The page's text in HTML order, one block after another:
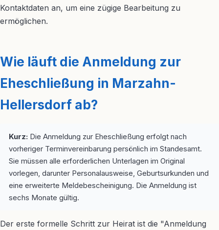
Kontaktdaten an, um eine zügige Bearbeitung zu
ermöglichen.
Wie läuft die Anmeldung zur
Eheschließung in Marzahn-
Hellersdorf ab?
Kurz: Die Anmeldung zur Eheschließung erfolgt nach
vorheriger Terminvereinbarung persönlich im Standesamt.
Sie müssen alle erforderlichen Unterlagen im Original
vorlegen, darunter Personalausweise, Geburtsurkunden und
eine erweiterte Meldebescheinigung. Die Anmeldung ist
sechs Monate gültig.
Der erste formelle Schritt zur Heirat ist die "Anmeldung